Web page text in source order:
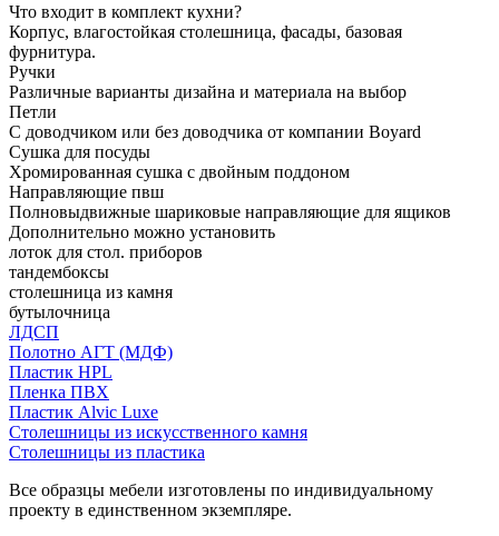
Что входит в комплект кухни?
Корпус, влагостойкая столешница, фасады, базовая
фурнитура.
Ручки
Различные варианты дизайна и материала на выбор
Петли
С доводчиком или без доводчика от компании Boyard
Сушка для посуды
Хромированная сушка с двойным поддоном
Направляющие пвш
Полновыдвижные шариковые направляющие для ящиков
Дополнительно можно установить
лоток для стол. приборов
тандембоксы
столешница из камня
бутылочница
ЛДСП
Полотно АГТ (МДФ)
Пластик HPL
Пленка ПВХ
Пластик Alvic Luxe
Столешницы из искусственного камня
Столешницы из пластика
Все образцы мебели изготовлены по индивидуальному
проекту в единственном экземпляре.